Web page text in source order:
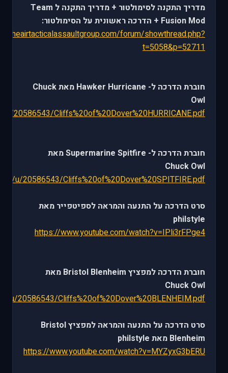
מדריך התקנה לסימולטור + מדריך התקנה ל Team
Fusion Mod + הדרכה ראשונית על הסימולטור:
theairtacticalassaultgroup.com/forum/showthread.php?
t=5058&p=52711
חוברת הדרכה ל- Hawker Hurricane מאת Chuck
Owl
20586543/Cliffs%20of%20Dover%20HURRICANE.pdf
חוברת הדרכה ל- Supermarine Spitfire מאת
Chuck Owl
u/20586543/Cliffs%20of%20Dover%20SPITFIRE.pdf
סרט הדרכה על התנעה והמראה לספיטפייר מאת
philstyle
https://www.youtube.com/watch?v=IPli3rFPge4
חוברת הדרכה למפציץ Bristol Blenheim מאת
Chuck Owl
u/20586543/Cliffs%20of%20Dover%20BLENHEIM.pdf
סרט הדרכה על התנעה והמראה למפציץ Bristol
Blenheim מאת philstyle
https://www.youtube.com/watch?v=MYZyxG3bERU